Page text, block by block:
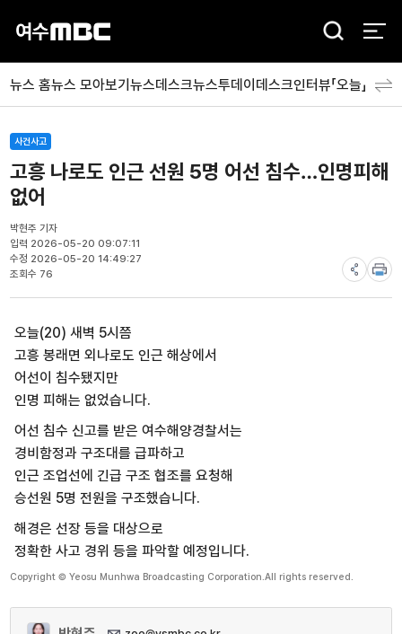
검
뉴스 홈뉴스 모아보기뉴스데스크뉴스투데이데스크인터뷰「오늘」 분야
사건사고
고흥 나로도 인근 선원 5명 어선 침수…인명피해
없어
박현주 기자
입력 2026-05-20 09:07:11
수정 2026-05-20 14:49:27
조회수 76
오늘(20) 새벽 5시쯤
고흥 봉래면 외나로도 인근 해상에서
어선이 침수됐지만
인명 피해는 없었습니다.
어선 침수 신고를 받은 여수해양경찰서는
경비함정과 구조대를 급파하고
인근 조업선에 긴급 구조 협조를 요청해
승선원 5명 전원을 구조했습니다.
해경은 선장 등을 대상으로
정확한 사고 경위 등을 파악할 예정입니다.
Copyright © Yeosu Munhwa Broadcasting Corporation.All rights reserved.